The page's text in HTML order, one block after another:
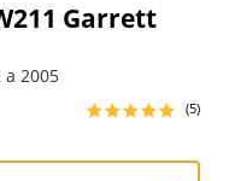
Garrett
2005
(5)